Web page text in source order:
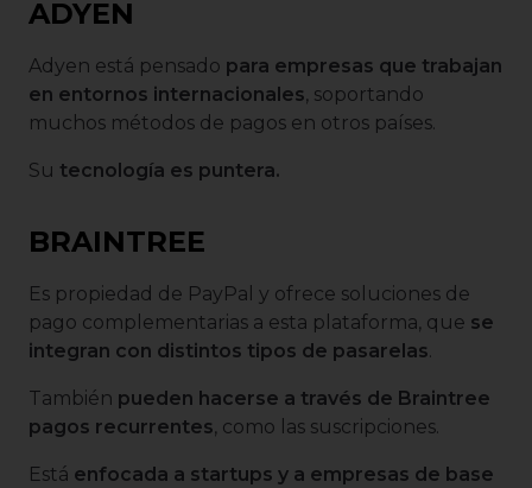
ADYEN
Adyen está pensado para empresas que trabajan
en entornos internacionales, soportando
muchos métodos de pagos en otros países.
Su tecnología es puntera.
BRAINTREE
Es propiedad de PayPal y ofrece soluciones de
pago complementarias a esta plataforma, que se
integran con distintos tipos de pasarelas.
También pueden hacerse a través de Braintree
pagos recurrentes, como las suscripciones.
Está enfocada a startups y a empresas de base